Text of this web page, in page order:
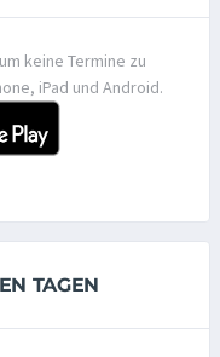
keine Termine zu
iPad und Android.
TAGEN